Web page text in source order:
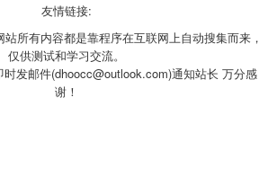
友情链接:
所有内容都是靠程序在互联网上自动搜集而来，
仅供测试和学习交流。
发邮件(dhoocc@outlook.com)通知站长 万分感
谢！